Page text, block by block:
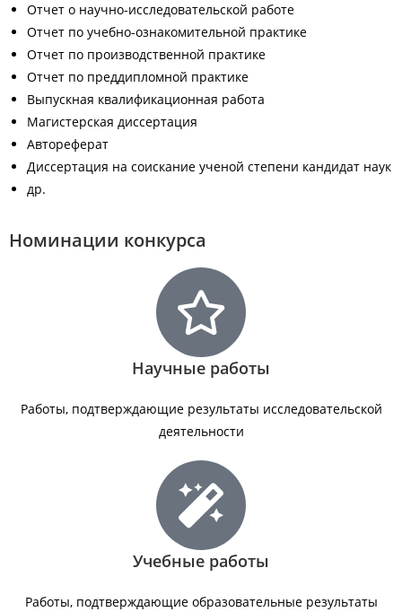
Отчет о научно-исследовательской работе
Отчет по учебно-ознакомительной практике
Отчет по производственной практике
Отчет по преддипломной практике
Выпускная квалификационная работа
Магистерская диссертация
Автореферат
Диссертация на соискание ученой степени кандидат наук
др.
Номинации конкурса
Научные работы
Работы, подтверждающие результаты исследовательской
деятельности
Учебные работы
Работы, подтверждающие образовательные результаты